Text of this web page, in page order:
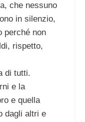
che nessuno
in silenzio,
perché non
rispetto,
di tutti.
e la
e quella
dagli altri e